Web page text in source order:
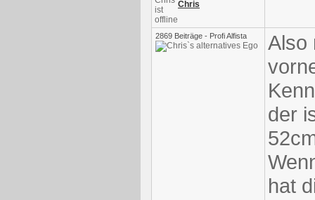
Chris
2869 Beiträge - Profi Alfista
Also
der
hat